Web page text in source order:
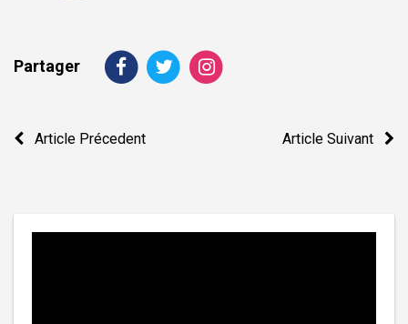
Partager
Navigation
Article Précedent Article Suivant